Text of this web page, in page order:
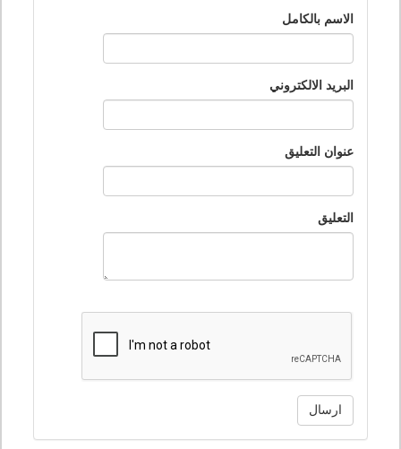
الاسم بالكامل
البريد الالكتروني
عنوان التعليق
التعليق
ارسال